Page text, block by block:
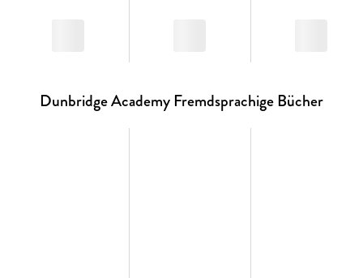
Dunbridge Academy Fremdsprachige Bücher